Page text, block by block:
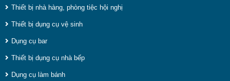
Thiết bị nhà hàng, phòng tiệc hội nghị
Thiết bị dụng cụ vệ sinh
Dụng cụ bar
Thiết bị dụng cụ nhà bếp
Dụng cụ làm bánh